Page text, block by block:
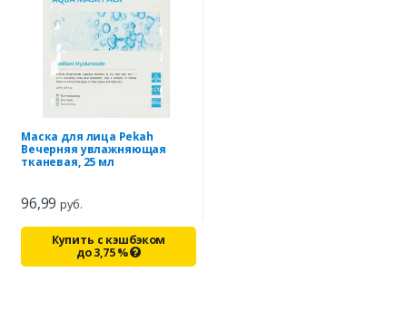
Маска для лица Pekah
Вечерняя увлажняющая
тканевая, 25 мл
96,99руб.
Купить с кэшбэком
до3,75%